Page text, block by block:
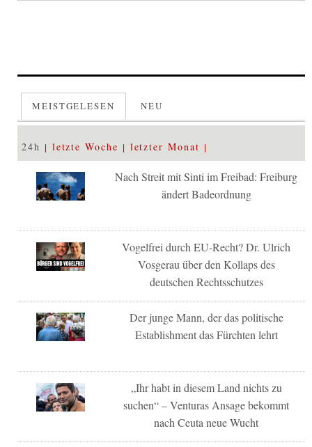
MEISTGELESEN NEU
24h letzte Woche letzter Monat
Nach Streit mit Sinti im Freibad: Freiburg
ändert Badeordnung
Vogelfrei durch EU-Recht? Dr. Ulrich
Vosgerau über den Kollaps des
deutschen Rechtsschutzes
Der junge Mann, der das politische
Establishment das Fürchten lehrt
„Ihr habt in diesem Land nichts zu
suchen“ – Venturas Ansage bekommt
nach Ceuta neue Wucht